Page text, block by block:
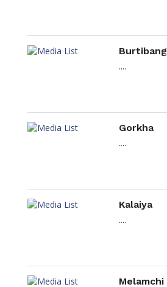
Burtibang
....
Gorkha
....
Kalaiya
....
Melamchi